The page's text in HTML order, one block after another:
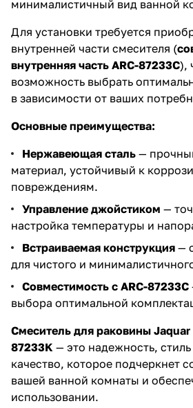
минималистичный вид ванной
Для установки требуется
внутренней части смесителя (
внутренняя часть ARC-87233C),
возможность выбрать
в зависимости от ваших
Основные преимущества:
Нержавеющая сталь —
материал, устойчивый к
повреждениям.
Управление джойстиком —
настройка температуры и
Встраиваемая конструкция —
для чистого и
Совместимость с ARC-87233C
выбора оптимальной
Смеситель для раковины Jaquar
87233K — это надежность,
качество, которое подчеркнет
вашей ванной комнаты и
использовании.